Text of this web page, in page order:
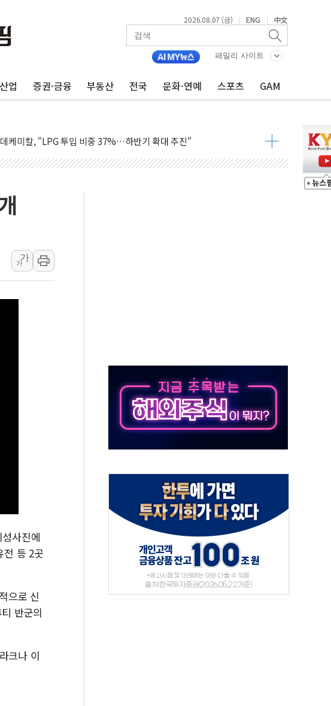
2026.08.07 (금) | ENG | 中文
패밀리 사이트
산업 증권·금융 부동산 전국 문화·연예 스포츠 GAM
용적률 400% 적용하니…재건축보다 재개발 사업성 개선↑
행 4%대 예금 사라진다, OK·애큐온·페퍼만 남아
40.2도…8년 만에 서울서 40도 넘어
, 용인·청주에 54조 투자…D램·낸드 동시 증설
마감] CPO∙PCB∙CRO가 이끈 '기술주 상승장'
데케미칼 "대산·여수 사업재편 완료시 재무구조 개선 기대"
비대면 고객 대상 '수수료 평생 우대' 이벤트 진행
동 양봉장 화재 야산으로 확산...헬기 3대 투입 진화 중
현설에 대우·DL·GS·현산 참여…'공사비 인상 차단' 조건
가
가
사진에
전 등 2곳
으로 신
반군의
크나 이